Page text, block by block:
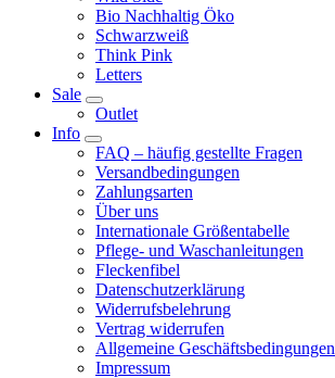
Bio Nachhaltig Öko
Schwarzweiß
Think Pink
Letters
Sale
Outlet
Info
FAQ – häufig gestellte Fragen
Versandbedingungen
Zahlungsarten
Über uns
Internationale Größentabelle
Pflege- und Waschanleitungen
Fleckenfibel
Datenschutzerklärung
Widerrufsbelehrung
Vertrag widerrufen
Allgemeine Geschäftsbedingungen
Impressum